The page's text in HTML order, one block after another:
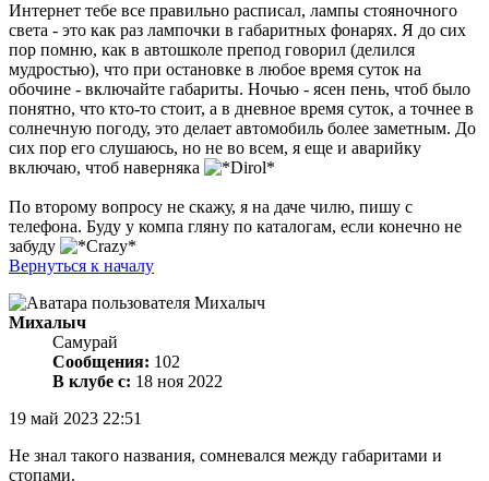
Интернет тебе все правильно расписал, лампы стояночного
света - это как раз лампочки в габаритных фонарях. Я до сих
пор помню, как в автошколе препод говорил (делился
мудростью), что при остановке в любое время суток на
обочине - включайте габариты. Ночью - ясен пень, чтоб было
понятно, что кто-то стоит, а в дневное время суток, а точнее в
солнечную погоду, это делает автомобиль более заметным. До
сих пор его слушаюсь, но не во всем, я еще и аварийку
включаю, чтоб наверняка
По второму вопросу не скажу, я на даче чилю, пишу с
телефона. Буду у компа гляну по каталогам, если конечно не
забуду
Вернуться к началу
Михалыч
Самурай
Сообщения: 102
В клубе с: 18 ноя 2022
19 май 2023 22:51
Не знал такого названия, сомневался между габаритами и
стопами.